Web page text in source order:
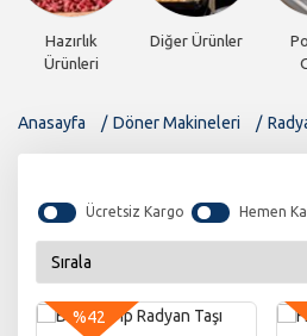
Piliç Makinesi
Döner
Anasayfa Döner Makineleri
Ücretsiz Kargo Hemen
%42